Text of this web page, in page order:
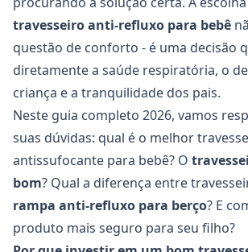
travesseiro anti-refluxo para bebê
questão de conforto - é uma decisão
diretamente a saúde respiratória, o
criança e a tranquilidade dos pais.
Neste guia completo 2026, vamos
suas dúvidas: qual é o melhor
antissufocante para bebê? O
bom? Qual a diferença entre
rampa anti-refluxo para berço? E
produto mais seguro para seu filho?